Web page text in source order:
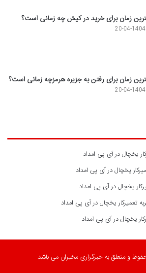
زمان برای خرید در کیش چه زمانی است؟
20-04-1404
زمان برای رفتن به جزیره هرمزچه زمانی است؟
20-04-1404
یخچال در آی پی امداد
یخچال در آی پی امداد
یخچال در آی پی امداد
تعمیرکار یخچال در آی پی امداد
یخچال در آی پی امداد
و متعلق به خبرگزاری مخبران می باشد.